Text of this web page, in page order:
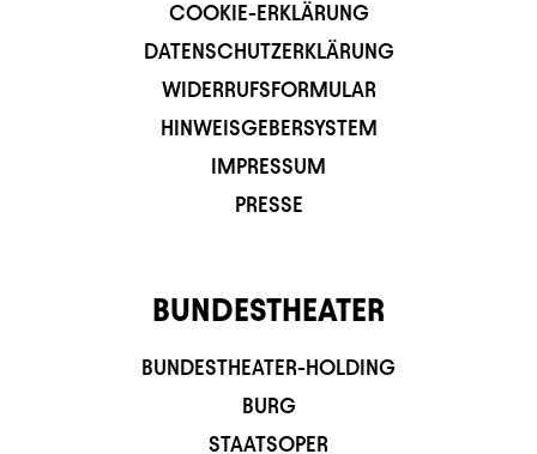
COOKIE-ERKLÄRUNG
DATENSCHUTZERKLÄRUNG
WIDERRUFSFORMULAR
HINWEISGEBERSYSTEM
IMPRESSUM
PRESSE
BUNDESTHEATER
BUNDESTHEATER-HOLDING
BURG
STAATSOPER